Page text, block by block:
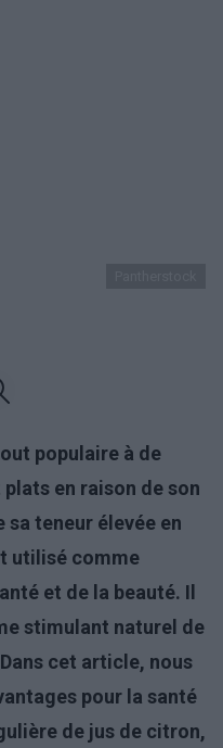
populaire à de
en raison de son
teneur élevée en
utilisé comme
et de la beauté. Il
stimulant naturel de
cet article, nous
pour la santé
de jus de citron,